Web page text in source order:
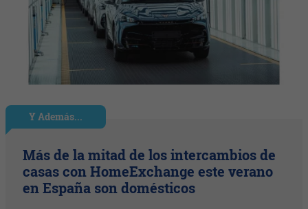
Y Además...
Más de la mitad de los intercambios de
casas con HomeExchange este verano
en España son domésticos